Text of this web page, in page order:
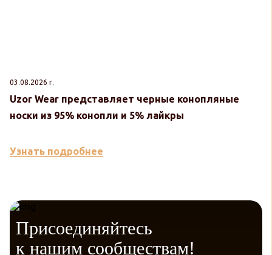
03.08.2026 г.
Uzor Wear представляет черные конопляные
носки из 95% конопли и 5% лайкры
Узнать подробнее
Присоединяйтесь
к нашим сообществам!